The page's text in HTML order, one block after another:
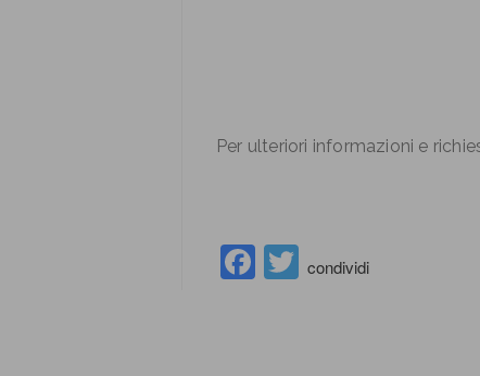
Per ulteriori informazioni e
FacebookTwitter
condividi